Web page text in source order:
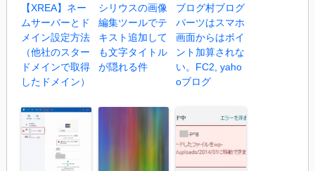
【XREA】ネー
ムサーバーとド
メイン設定方法
（他社のスター
ドメインで取得
したドメイン）
シリウスの画像
編集ツールでテ
キスト追加して
も文字タイトル
が隠れる件
ブログ村ブログ
パーツはスマホ
画面からはポイ
ント加算されな
い。FC2, yaho
oブログ